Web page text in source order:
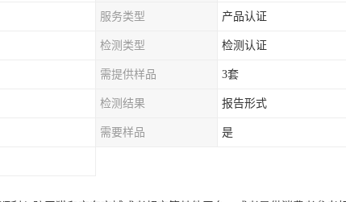
服务类型 产品认证
检测类型 检测认证
需提供样品 3套
检测结果 报告形式
需要样品 是